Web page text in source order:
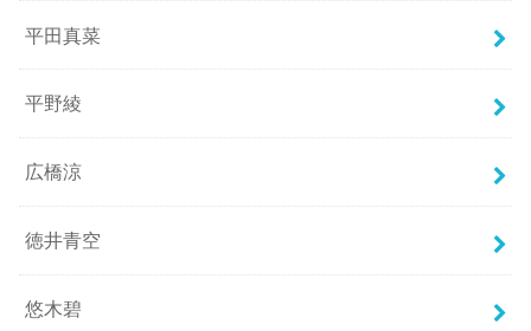
平田真菜
平野綾
広橋涼
徳井青空
悠木碧